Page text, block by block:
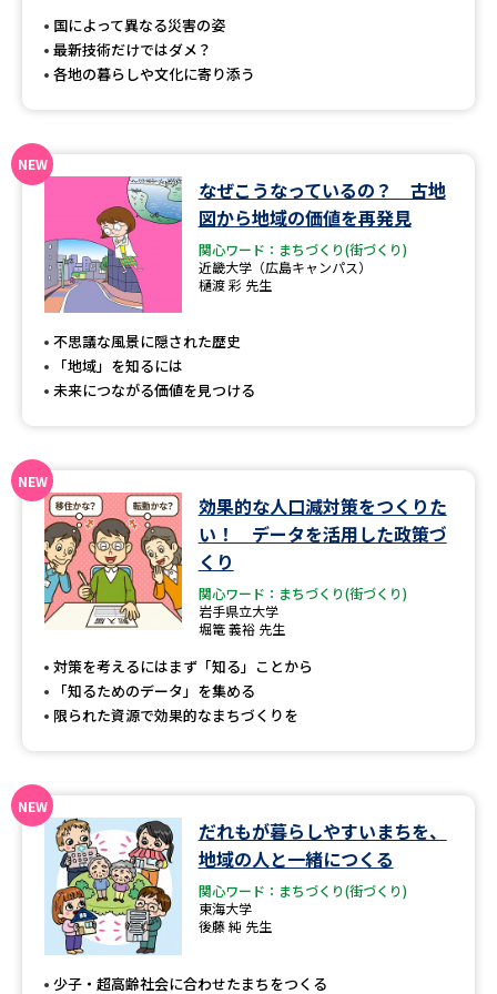
志望校・出願校を調べる
併願校選び
先輩が入学を決めた理由 テレメール全国一斉進学調査
新生活お役立ちガイド
学問発見
学問のミニ講義「夢ナビ講義」 学問分野解説
学問の教科書
ユーザーサポート
Ｑ＆Ａ よくあるご質問
テレメール
お支払いサイト
特定商取引表記
テレメール進学カタログ
国によって異なる災害の姿
最新技術だけではダメ？
各地の暮らしや文化に寄り添う
なぜこうなっているの？ 古地
図から地域の価値を再発見
関心ワード：まちづくり(街づくり)
近畿大学（広島キャンパス）
樋渡 彩 先生
不思議な風景に隠された歴史
「地域」を知るには
未来につながる価値を見つける
効果的な人口減対策をつくりた
い！ データを活用した政策づ
くり
関心ワード：まちづくり(街づくり)
岩手県立大学
堀篭 義裕 先生
対策を考えるにはまず「知る」ことから
「知るためのデータ」を集める
限られた資源で効果的なまちづくりを
だれもが暮らしやすいまちを、
地域の人と一緒につくる
関心ワード：まちづくり(街づくり)
東海大学
後藤 純 先生
少子・超高齢社会に合わせたまちをつくる